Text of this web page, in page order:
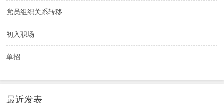
党员组织关系转移
初入职场
单招
最近发表